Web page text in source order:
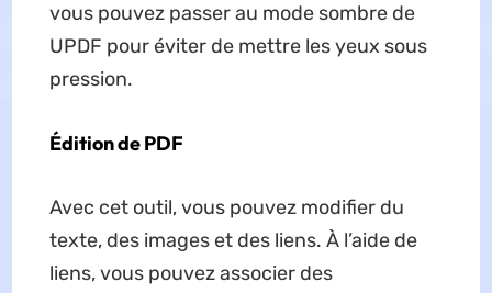
vous pouvez passer au mode sombre de
UPDF pour éviter de mettre les yeux sous
pression.
Édition de PDF
Avec cet outil, vous pouvez modifier du
texte, des images et des liens. À l’aide de
liens, vous pouvez associer des